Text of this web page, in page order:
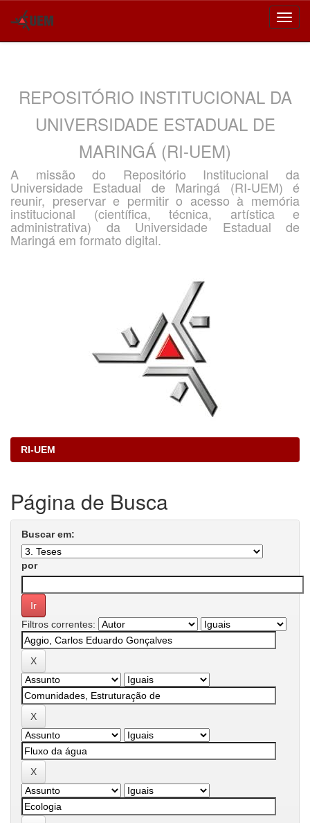
REPOSITÓRIO INSTITUCIONAL DA
UNIVERSIDADE ESTADUAL DE
MARINGÁ (RI-UEM)
A missão do Repositório Institucional da
Universidade Estadual de Maringá (RI-UEM) é
reunir, preservar e permitir o acesso à memória
institucional (científica, técnica, artística e
administrativa) da Universidade Estadual de
Maringá em formato digital.
RI-UEM
Página de Busca
Buscar em:
por
Filtros correntes: